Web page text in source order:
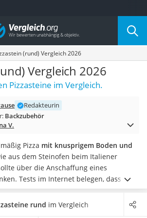
nach Kategorie
(rund) Vergleich 2026
Vergleich 2026
Pizzasteine im Vergleich.
Redakteurin
Backzubehör
V.
Pizza mit knusprigem Boden und
aus dem Steinofen beim Italiener
über die Anschaffung eines
Tests im Internet belegen, dass das
Pizzastein deutlich bessere
erzielt als mit einem herkömmlichen
rund im Vergleich